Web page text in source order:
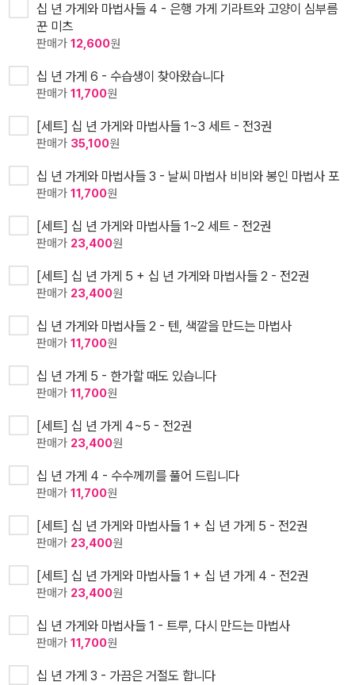
십 년 가게와 마법사들 4 - 은행 가게 기라트와 고양이 심부름
꾼 미츠
판매가 12,600원
십 년 가게 6 - 수습생이 찾아왔습니다
판매가 11,700원
[세트] 십 년 가게와 마법사들 1~3 세트 - 전3권
판매가 35,100원
십 년 가게와 마법사들 3 - 날씨 마법사 비비와 봉인 마법사 포
판매가 11,700원
[세트] 십 년 가게와 마법사들 1~2 세트 - 전2권
판매가 23,400원
[세트] 십 년 가게 5 + 십 년 가게와 마법사들 2 - 전2권
판매가 23,400원
십 년 가게와 마법사들 2 - 텐, 색깔을 만드는 마법사
판매가 11,700원
십 년 가게 5 - 한가할 때도 있습니다
판매가 11,700원
[세트] 십 년 가게 4~5 - 전2권
판매가 23,400원
십 년 가게 4 - 수수께끼를 풀어 드립니다
판매가 11,700원
[세트] 십 년 가게와 마법사들 1 + 십 년 가게 5 - 전2권
판매가 23,400원
[세트] 십 년 가게와 마법사들 1 + 십 년 가게 4 - 전2권
판매가 23,400원
십 년 가게와 마법사들 1 - 트루, 다시 만드는 마법사
판매가 11,700원
십 년 가게 3 - 가끔은 거절도 합니다